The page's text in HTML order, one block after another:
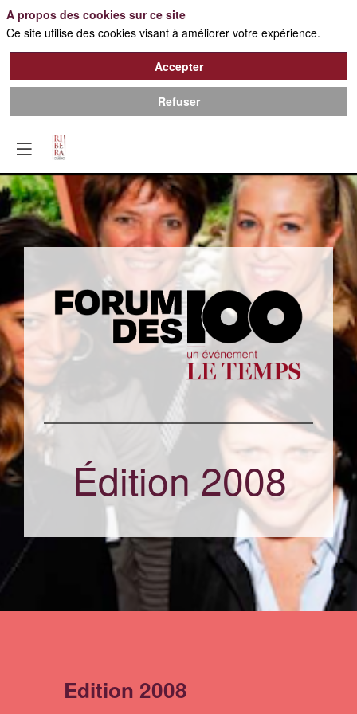
Édition 2008
Edition 2008
A propos des cookies sur ce site
Ce site utilise des cookies visant à améliorer votre expérience.
Accepter
Refuser